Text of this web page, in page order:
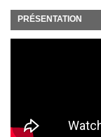
PRÉSENTATION